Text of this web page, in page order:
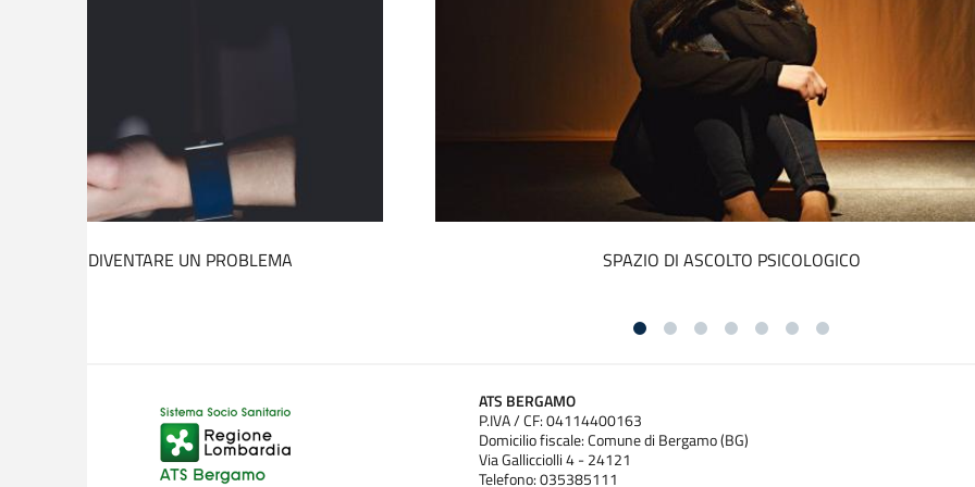
DI ASCOLTO PSICOLOGICO PROGETTO JA-CIRCE
ATS BERGAMO
P.IVA / CF: 04114400163
Domicilio fiscale: Comune di Bergamo (BG)
Via Gallicciolli 4 - 24121
Telefono: 035385111